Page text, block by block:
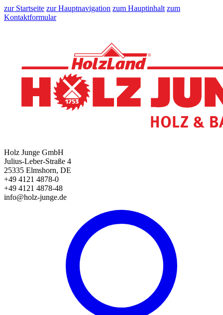
zur Startseite zur Hauptnavigation zum Hauptinhalt zum
Kontaktformular
Holz Junge GmbH
Julius-Leber-Straße 4
25335 Elmshorn, DE
+49 4121 4878-0
+49 4121 4878-48
info@holz-junge.de